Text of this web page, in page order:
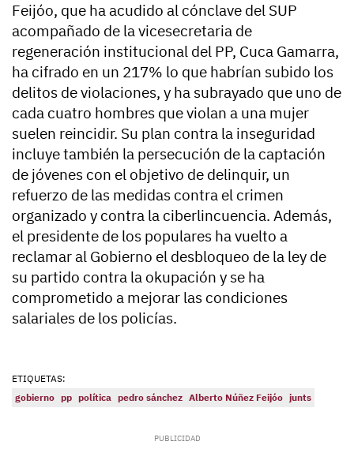
Feijóo, que ha acudido al cónclave del SUP
acompañado de la vicesecretaria de
regeneración institucional del PP, Cuca Gamarra,
ha cifrado en un 217% lo que habrían subido los
delitos de violaciones, y ha subrayado que uno de
cada cuatro hombres que violan a una mujer
suelen reincidir. Su plan contra la inseguridad
incluye también la persecución de la captación
de jóvenes con el objetivo de delinquir, un
refuerzo de las medidas contra el crimen
organizado y contra la ciberlincuencia. Además,
el presidente de los populares ha vuelto a
reclamar al Gobierno el desbloqueo de la ley de
su partido contra la okupación y se ha
comprometido a mejorar las condiciones
salariales de los policías.
ETIQUETAS:
gobierno pp política pedro sánchez Alberto Núñez Feijóo junts